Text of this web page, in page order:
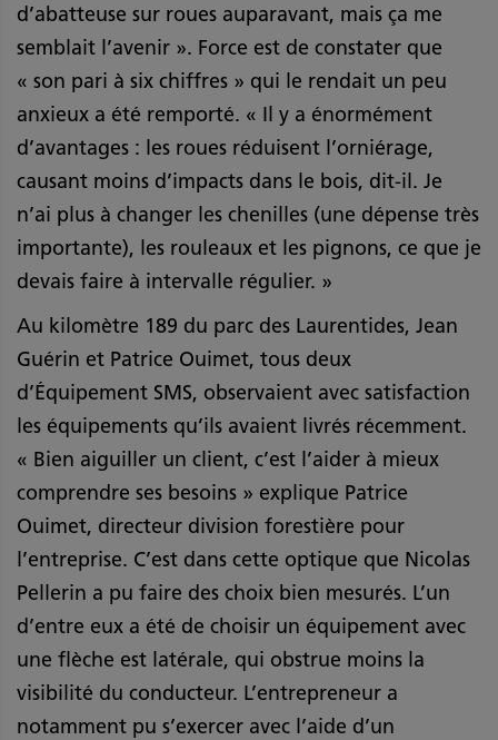
d’abatteuse sur roues auparavant, mais ça me
semblait l’avenir ». Force est de constater que
« son pari à six chiffres » qui le rendait un peu
anxieux a été remporté. « Il y a énormément
d’avantages : les roues réduisent l’orniérage,
causant moins d’impacts dans le bois, dit-il. Je
n’ai plus à changer les chenilles (une dépense très
importante), les rouleaux et les pignons, ce que je
devais faire à intervalle régulier. »
Au kilomètre 189 du parc des Laurentides, Jean
Guérin et Patrice Ouimet, tous deux
d’Équipement SMS, observaient avec satisfaction
les équipements qu’ils avaient livrés récemment.
« Bien aiguiller un client, c’est l’aider à mieux
comprendre ses besoins » explique Patrice
Ouimet, directeur division forestière pour
l’entreprise. C’est dans cette optique que Nicolas
Pellerin a pu faire des choix bien mesurés. L’un
d’entre eux a été de choisir un équipement avec
une flèche est latérale, qui obstrue moins la
visibilité du conducteur. L’entrepreneur a
notamment pu s’exercer avec l’aide d’un